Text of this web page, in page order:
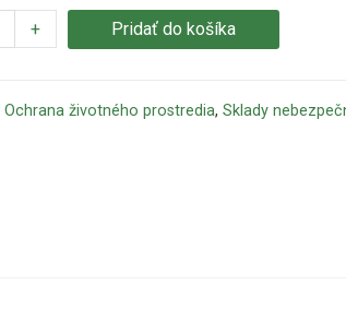
+ Pridať do košíka
Ochrana životného prostredia, Sklady